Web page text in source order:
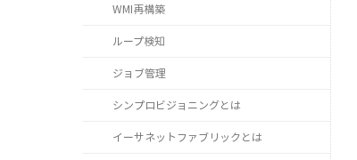
WMI再構築
ループ検知
ジョブ管理
シンプロビジョニングとは
イーサネットファブリックとは